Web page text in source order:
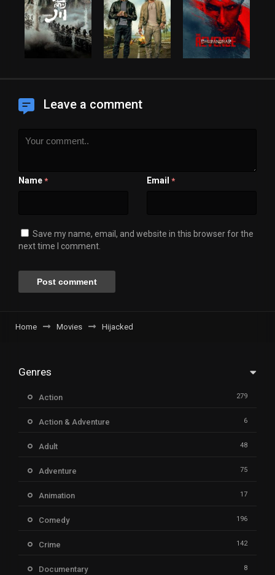
Leave a comment
Name * Email *
Save my name, email, and website in this browser for the
next time I comment.
Home Movies Hijacked
Genres
Action 279
Action & Adventure 6
Adult 48
Adventure 75
Animation 17
Comedy 196
Crime 142
Documentary 8